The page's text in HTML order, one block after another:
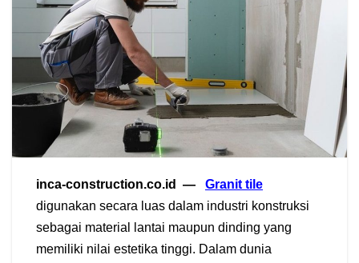
inca-construction.co.id —
Granit tile
digunakan secara luas dalam industri konstruksi
sebagai material lantai maupun dinding yang
memiliki nilai estetika tinggi. Dalam dunia